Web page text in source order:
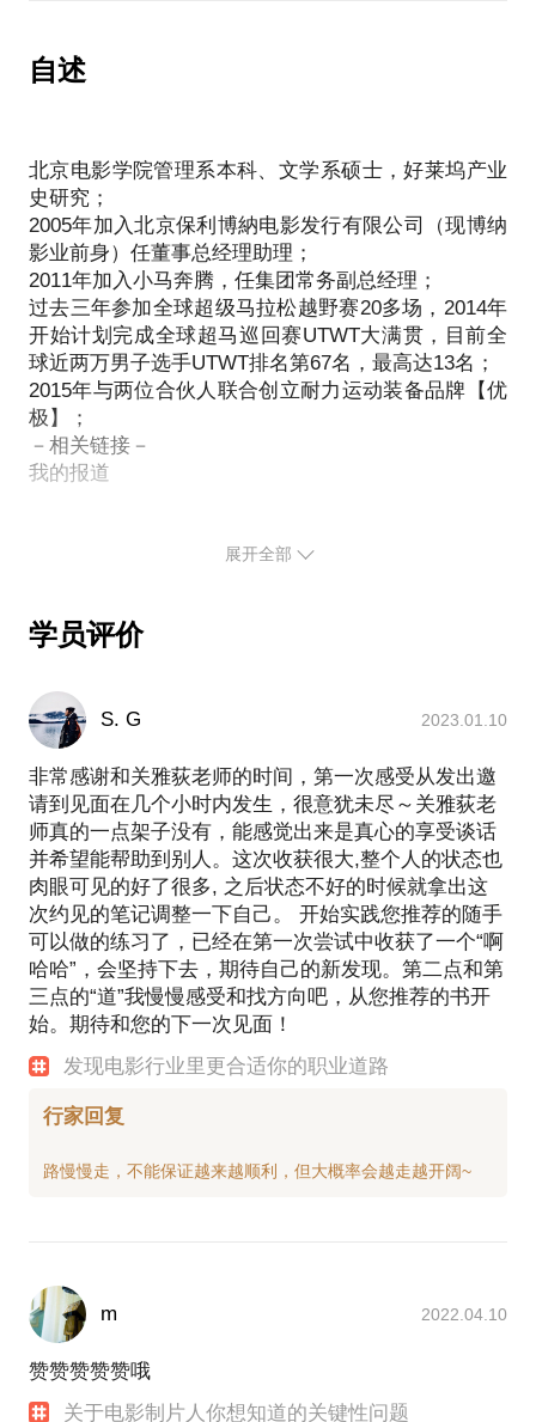
制片人要参与写剧本吗？
制片人如何保障自己和创作团队的利益？
制片人如何面对市场的波动与变化，如何面对最终创
作与市场层面的成与败？
或许你只是想知道答案，那些关于电影制片人一直想
知道又不知该问谁的问题的答案。
电影是造梦，电影是幻觉与共情，电影是从0到1。银
幕上无论怎样的光怪陆离，电影幕后是另一个世界。
要进入这个世界，请三思而后行。我愿意在你思考的
发行专业；文学系研究生，好莱坞产业史研究方向；
剧组的制片主任，到商业类型片制片人，到创立电影
制片公司，经历电影垂直产业链，在“制片－发行－市
高管职务，多年参加全球重要电影节、电影市场活
动，在市场第一线积累了大量专业工作经验；
六年院线电影、电影产业视频脱口秀节目主持、制作
经验，2009年与搭档张小北创立国内首个院线电影电
视评论节目《每周影评》，2014年停播；2014年与史
航等嘉宾制作电影综合评论视频节目《电影侃侃》；
主要工作履历：
2000年开始作为制片主任，制作大量电视广告、宣传
片、电视台包装、电影短片、电视剧等影视项目；
2005－2007年，北京保利博纳电影发行有限公司（现
国内电影行业大概是怎么构成的？这几个部分的彼此
关系是什么？
国内主要的电影公司都有什么特点？
进入电影公司一年多，感觉进入瓶颈期了，我该怎么
办？
其实我有自己的擅长，但现在的公司感觉限制了我，
我该离职吗？
怎么感觉里我最不懂电影，是不是就只能等着被淘汰
了？
怎么感觉公司里其他的人都不懂电影，没人带我我该
到底什么时候该跳槽？
人的标准是什么？
导演，编剧，制片人，摄影，美术，录音等各部分主
创，我在剧组里该如何跟他们打交道？各部门最介意
的是什么？如果我只是片方公司代表，从公司角度如
何跟剧组相处与沟通？
电影行业到底怎么赚钱？
如果上面你遇到上面这些问题，可以来找我。。。
七年电影专业学习，北京电影学院管理系本科，制片
发行专业；文学系研究生，好莱坞产业史研究方向；
理剧组的制片主任，到商业类型片制片人，到创立电
动，在市场第一线积累了大量专业工作经验；
十年院线电影、电影产业视频脱口秀节目主持、制作
经验，2009-2014年与搭档张小北创立国内首个院线
电影电视评论节目《每周影评》；2014年与史航等嘉
宾制作电影综合评论视频节目《电影侃侃》；2014年
自述
北京电影学院管理系本科、文学系硕士，好莱坞产业
史研究；
2005年加入北京保利博納电影发行有限公司（现博纳
影业前身）任董事总经理助理；
2011年加入小马奔腾，任集团常务副总经理；
过去三年参加全球超级马拉松越野赛20多场，2014年
开始计划完成全球超马巡回赛UTWT大满贯，目前全
球近两万男子选手UTWT排名第67名，最高达13名；
2015年与两位合伙人联合创立耐力运动装备品牌【优
极】；
－相关链接－
我的报道
展开全部
学员评价
S. G 2023.01.10
非常感谢和关雅荻老师的时间，第一次感受从发出邀
请到见面在几个小时内发生，很意犹未尽～关雅荻老
师真的一点架子没有，能感觉出来是真心的享受谈话
并希望能帮助到别人。这次收获很大,整个人的状态也
肉眼可见的好了很多, 之后状态不好的时候就拿出这
次约见的笔记调整一下自己。 开始实践您推荐的随手
可以做的练习了，已经在第一次尝试中收获了一个“啊
哈哈”，会坚持下去，期待自己的新发现。第二点和第
三点的“道”我慢慢感受和找方向吧，从您推荐的书开
始。期待和您的下一次见面！
发现电影行业里更合适你的职业道路
行家回复
m 2022.04.10
赞赞赞赞赞哦
关于电影制片人你想知道的关键性问题